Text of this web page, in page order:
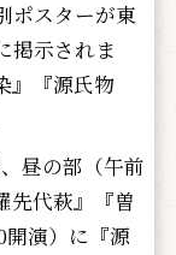
ポスターが東
掲示されま
』『源氏物
昼の部（午前
先代萩』『曽
演）に『源